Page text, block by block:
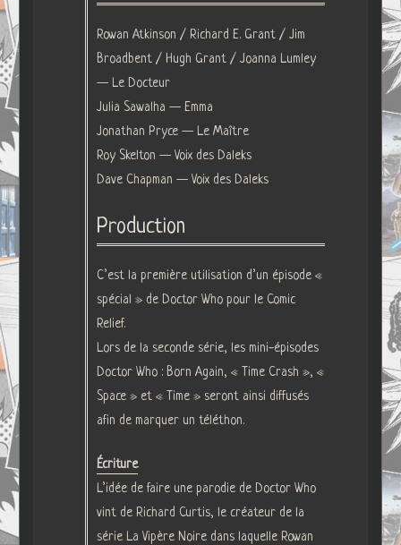
Rowan Atkinson / Richard E. Grant / Jim
Broadbent / Hugh Grant / Joanna Lumley
— Le Docteur
Julia Sawalha — Emma
Jonathan Pryce — Le Maître
Roy Skelton — Voix des Daleks
Dave Chapman — Voix des Daleks
Production
C’est la première utilisation d’un épisode «
spécial » de Doctor Who pour le Comic
Relief.
Lors de la seconde série, les mini-épisodes
Doctor Who : Born Again, « Time Crash », «
Space » et « Time » seront ainsi diffusés
afin de marquer un téléthon.
Écriture
L’idée de faire une parodie de Doctor Who
vint de Richard Curtis, le créateur de la
série La Vipère Noire dans laquelle Rowan